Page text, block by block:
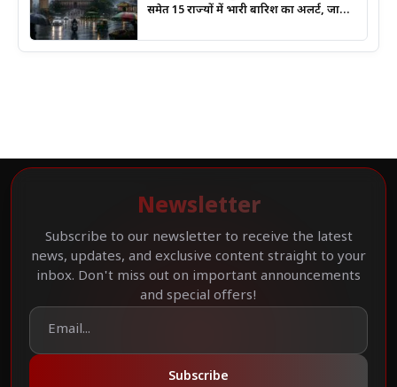
समेत 15 राज्यों में भारी बारिश का अलर्ट, जानिए
Newsletter
Subscribe to our newsletter to receive the latest
news, updates, and exclusive content straight to your
inbox. Don't miss out on important announcements
and special offers!
Subscribe